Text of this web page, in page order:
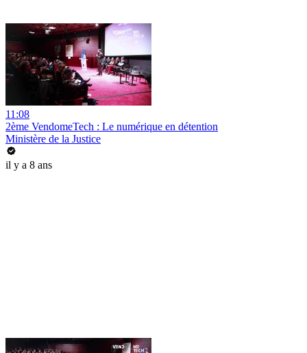
11:08
2ème VendomeTech : Le numérique en détention
Ministère de la Justice
il y a 8 ans